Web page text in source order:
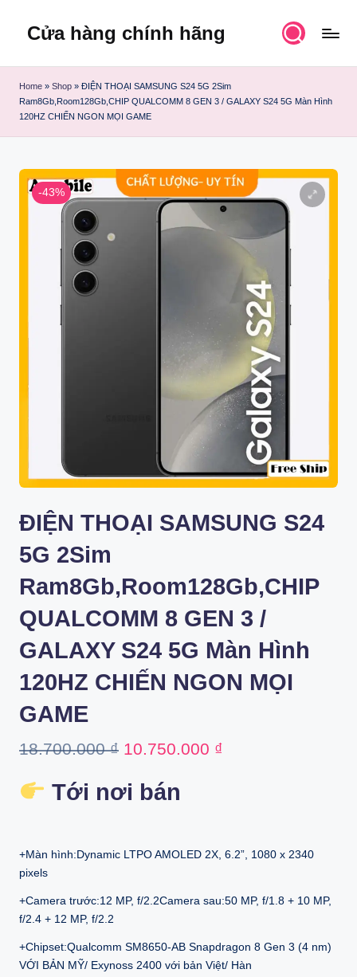
Cửa hàng chính hãng
Home » Shop » ĐIỆN THOẠI SAMSUNG S24 5G 2Sim
Ram8Gb,Room128Gb,CHIP QUALCOMM 8 GEN 3 / GALAXY S24 5G Màn Hình
120HZ CHIẾN NGON MỌI GAME
-43%
ĐIỆN THOẠI SAMSUNG S24
5G 2Sim
Ram8Gb,Room128Gb,CHIP
QUALCOMM 8 GEN 3 /
GALAXY S24 5G Màn Hình
120HZ CHIẾN NGON MỌI
GAME
18.700.000₫ Original
was:
10.750.000 ₫
Tới nơi bán
+Màn hình:Dynamic LTPO AMOLED 2X, 6.2”, 1080 x 2340
pixels
+Camera trước:12 MP, f/2.2Camera sau:50 MP, f/1.8 + 10 MP,
f/2.4 + 12 MP, f/2.2
+Chipset:Qualcomm SM8650-AB Snapdragon 8 Gen 3 (4 nm)
VỚI BẢN MỸ/ Exynoss 2400 với bản Việt/ Hàn